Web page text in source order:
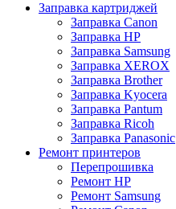
Заправка картриджей
Заправка Canon
Заправка HP
Заправка Samsung
Заправка XEROX
Заправка Brother
Заправка Kyocera
Заправка Pantum
Заправка Ricoh
Заправка Panasonic
Ремонт принтеров
Перепрошивка
Ремонт HP
Ремонт Samsung